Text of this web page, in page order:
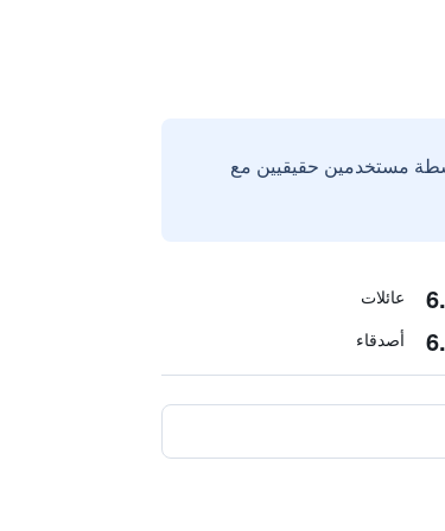
مستخدمين حقيقيين مع
عائلات
أصدقاء